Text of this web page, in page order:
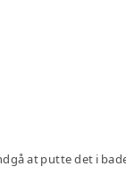
at putte det i